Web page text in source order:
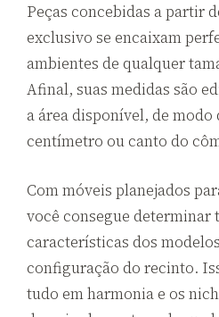
Peças concebidas a partir
exclusivo se encaixam
ambientes de qualquer
Afinal, suas medidas são
a área disponível, de
centímetro ou canto do
Com móveis planejados
você consegue determinar
características dos
configuração do recinto.
tudo em harmonia e os